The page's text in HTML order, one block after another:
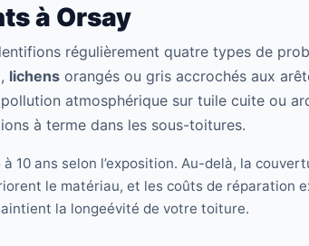
à Orsay
régulièrement quatre types de
lichens orangés ou gris accrochés aux
atmosphérique sur tuile cuite ou
à terme dans les sous-toitures.
10 ans selon l’exposition. Au-delà, la
le matériau, et les coûts de réparation
la longeévité de votre toiture.